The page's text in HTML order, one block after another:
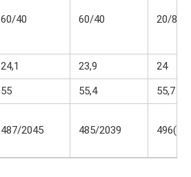
60/40 60/40 20/80
24,1 23,9
24
55 55,4
55,7
487/2045 485/2039